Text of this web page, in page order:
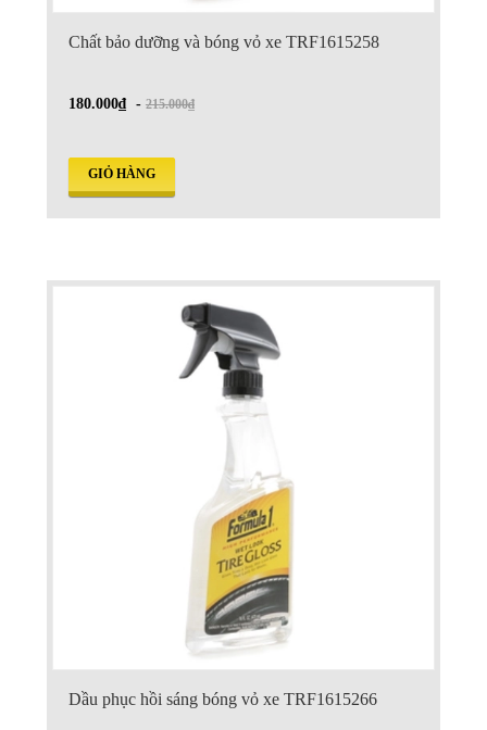
Chất bảo dưỡng và bóng vỏ xe TRF1615258
180.000₫ - 215.000₫
GIỎ HÀNG
Dầu phục hồi sáng bóng vỏ xe TRF1615266